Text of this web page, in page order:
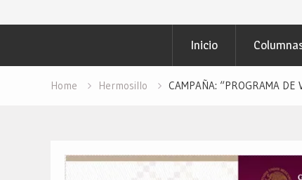
Inicio
Home Hermosillo CAMPAÑA: “PROGRAMA